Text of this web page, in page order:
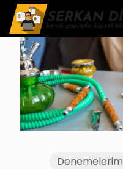
Denemelerim